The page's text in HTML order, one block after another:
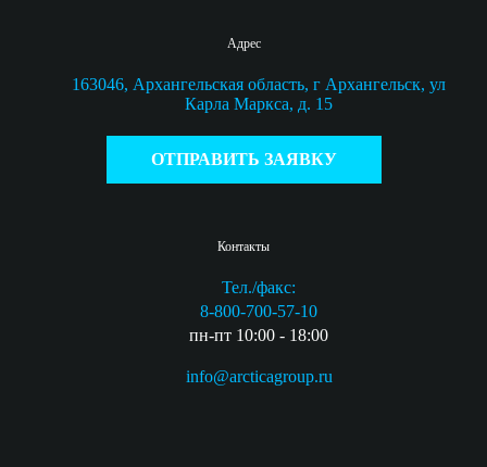
Адрес
163046, Архангельская область, г Архангельск, ул
Карла Маркса, д. 15
ОТПРАВИТЬ ЗАЯВКУ
Контакты
Тел./факс:
8-800-700-57-10
пн-пт 10:00 - 18:00
info@arcticagroup.ru